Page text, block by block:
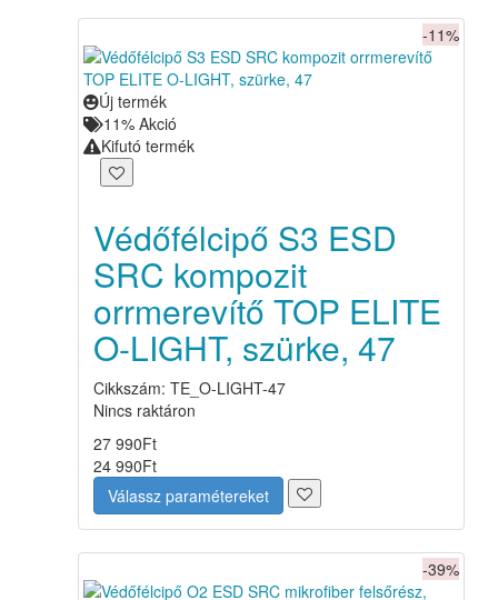
-11%
Új termék
11% Akció
Kifutó termék
Védőfélcipő S3 ESD
SRC kompozit
orrmerevítő TOP ELITE
O-LIGHT, szürke, 47
Cikkszám: TE_O-LIGHT-47
Nincs raktáron
27 990Ft
24 990Ft
Válassz paramétereket
-39%